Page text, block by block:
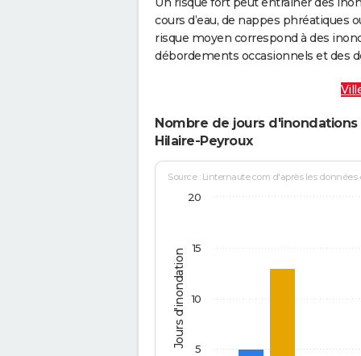
cours d’eau, de nappes phréatiques
risque moyen correspond à des
débordements occasionnels et des
Nombre de jours
Hilaire-Peyroux
Jours d'inondation
Source : Linternaute.com d'après les données
5
10
15
20